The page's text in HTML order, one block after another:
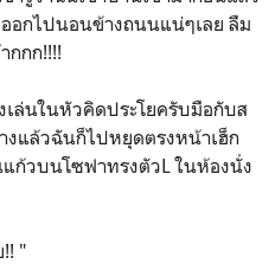
อกไปนอนข้างถนนแน่ๆเลย ลืม
กกก!!!!
ล่นในหัวคิดประโยครับมือกับส
แล้วฉันก็ไปหยุดตรงหน้าเฮ็ก
ก้วบนโซฟาทรงตัวL ในห้องนั่ง
!! "